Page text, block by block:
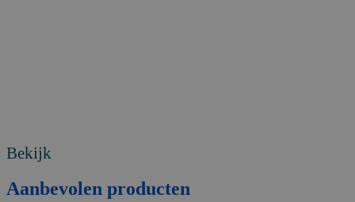
Bekijk
Aanbevolen producten